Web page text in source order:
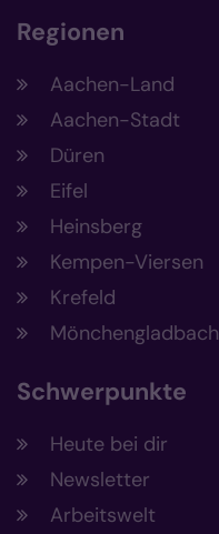
Regionen
Aachen-Land
Aachen-Stadt
Düren
Eifel
Heinsberg
Kempen-Viersen
Krefeld
Mönchengladbach
Schwerpunkte
Heute bei dir
Newsletter
Arbeitswelt